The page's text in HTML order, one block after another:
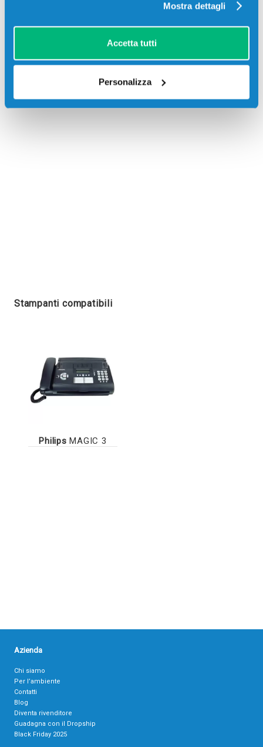
Mostra dettagli
Accetta tutti
Personalizza
Stampanti compatibili
Philips MAGIC 3
Azienda
Chi siamo
Per l’ambiente
Contatti
Blog
Diventa rivenditore
Guadagna con il Dropship
Black Friday 2025